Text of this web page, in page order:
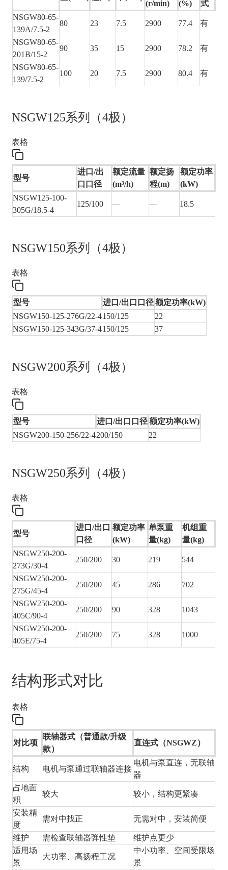
(r/min) (%)
式
NSGW80-65-
139A/7.5-2
80 23 7.5 2900 77.4 有
NSGW80-65-
201B/15-2
90 35 15 2900 78.2 有
NSGW80-65-
139/7.5-2
100 20 7.5 2900 80.4 有
NSGW125系列（4极）
表格
型号
进口/出
口口径
额定流量
(m³/h)
额定扬
程(m)
额定功率
(kW)
NSGW125-100-
305G/18.5-4
125/100 — — 18.5
NSGW150系列（4极）
表格
型号 进口/出口口径 额定功率(kW)
NSGW150-125-276G/22-4150/125
22
NSGW150-125-343G/37-4150/125 37
NSGW200系列（4极）
表格
型号 进口/出口口径 额定功率(kW)
NSGW200-150-256/22-4200/150 22
NSGW250系列（4极）
表格
型号
进口/出口
口径
额定功率
(kW)
单泵重
量(kg)
机组重
量(kg)
NSGW250-200-
273G/30-4
250/200 30 219 544
NSGW250-200-
275G/45-4
250/200 45 286 702
NSGW250-200-
405C/90-4
250/200 90 328 1043
NSGW250-200-
405E/75-4
250/200 75 328 1000
结构形式对比
表格
对比项
联轴器式（普通款/升级
款）
直连式（NSGWZ）
结构 电机与泵通过联轴器连接
电机与泵直连，无联轴
器
占地面
积
较大 较小，结构更紧凑
安装精
度
需对中找正 无需对中，安装简便
维护 需检查联轴器弹性垫
维护点更少
适用场
景
大功率、高扬程工况
中小功率、空间受限场
景